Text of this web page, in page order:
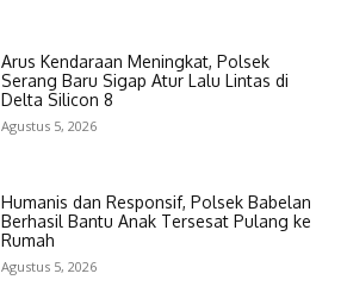
Arus Kendaraan Meningkat, Polsek
Serang Baru Sigap Atur Lalu Lintas di
Delta Silicon 8
Agustus 5, 2026
Humanis dan Responsif, Polsek Babelan
Berhasil Bantu Anak Tersesat Pulang ke
Rumah
Agustus 5, 2026